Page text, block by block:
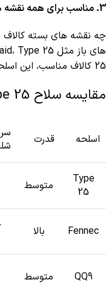
3. مناسب برای همه نقشه های کالاف
25 کالاف مناسب، این اسلحه بازدهی بالایی داشته باشد.
مقایسه سلاح Type 25 کالاف با دیگر SMG ها
اسلحه قدرت
Type
25
متوسط
Fennec بالا
QQ9 متوسط